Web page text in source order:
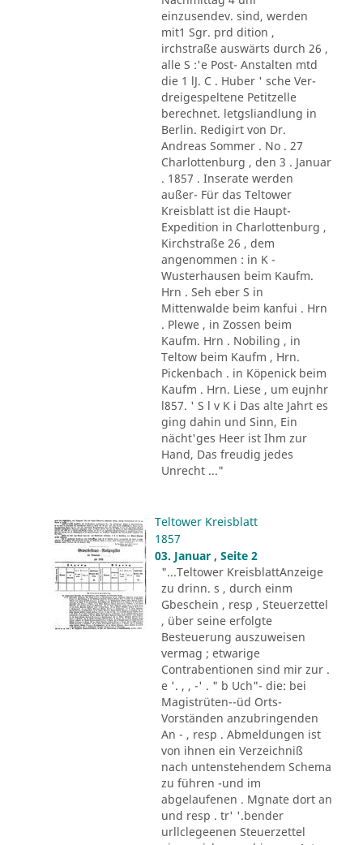
einzusendev. sind, werden
mit1 Sgr. prd dition ,
irchstraße auswärts durch 26 ,
alle S :'e Post- Anstalten mtd
die 1 lJ. C . Huber ' sche Ver-
dreigespeltene Petitzelle
berechnet. letgsliandlung in
Berlin. Redigirt von Dr.
Andreas Sommer . No . 27
Charlottenburg , den 3 . Januar
. 1857 . Inserate werden
außer- Für das Teltower
Kreisblatt ist die Haupt-
Expedition in Charlottenburg ,
Kirchstraße 26 , dem
angenommen : in K -
Wusterhausen beim Kaufm.
Hrn . Seh eber S in
Mittenwalde beim kanfui . Hrn
. Plewe , in Zossen beim
Kaufm. Hrn . Nobiling , in
Teltow beim Kaufm , Hrn.
Pickenbach . in Köpenick beim
Kaufm . Hrn. Liese , um eujnhr
l857. ' S l v K i Das alte Jahrt es
ging dahin und Sinn, Ein
nächt'ges Heer ist Ihm zur
Hand, Das freudig jedes
Unrecht ..."
Teltower Kreisblatt
1857
03. Januar , Seite 2
"...Teltower KreisblattAnzeige
zu drinn. s , durch einm
Gbeschein , resp , Steuerzettel
, über seine erfolgte
Besteuerung auszuweisen
vermag ; etwarige
Contrabentionen sind mir zur .
e '. , , -' . " b Uch"- die: bei
Magistrüten--üd Orts-
Vorständen anzubringenden
An - , resp . Abmeldungen ist
von ihnen ein Verzeichniß
nach untenstehendem Schema
zu führen -und im
abgelaufenen . Mgnate dort an
und resp . tr' '.bender
urllclegeenen Steuerzettel